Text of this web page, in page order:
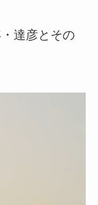
達彦とその